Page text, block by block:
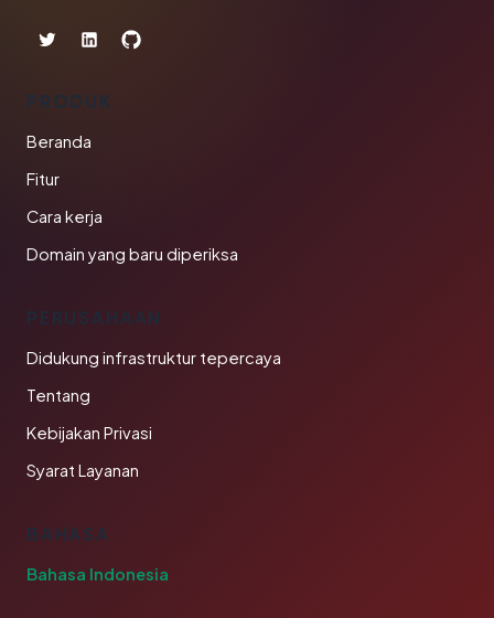
PRODUK
Beranda
Fitur
Cara kerja
Domain yang baru diperiksa
PERUSAHAAN
Didukung infrastruktur tepercaya
Tentang
Kebijakan Privasi
Syarat Layanan
BAHASA
Bahasa Indonesia